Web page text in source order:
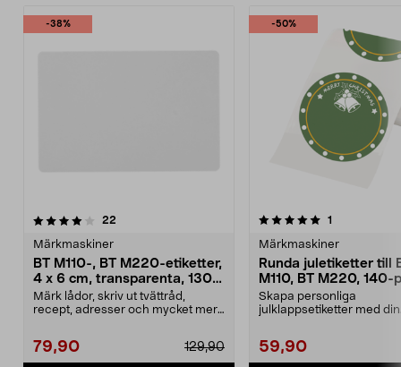
-38%
22
Märkmaskiner
BT M110-, BT M220-etiketter,
4 x 6 cm, transparenta, 130-
pack
Märk lådor, skriv ut tvättråd,
recept, adresser och mycket mer.
129,90
79,90
-50%
5.0av 5 stjärnor 1
Märkmaskiner
Runda juletiketter till
M110, BT M220, 140-
Skapa personliga
julklappsetiketter med din
59,90
2.5av 5 stjärnor